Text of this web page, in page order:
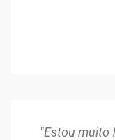
"Estou muito